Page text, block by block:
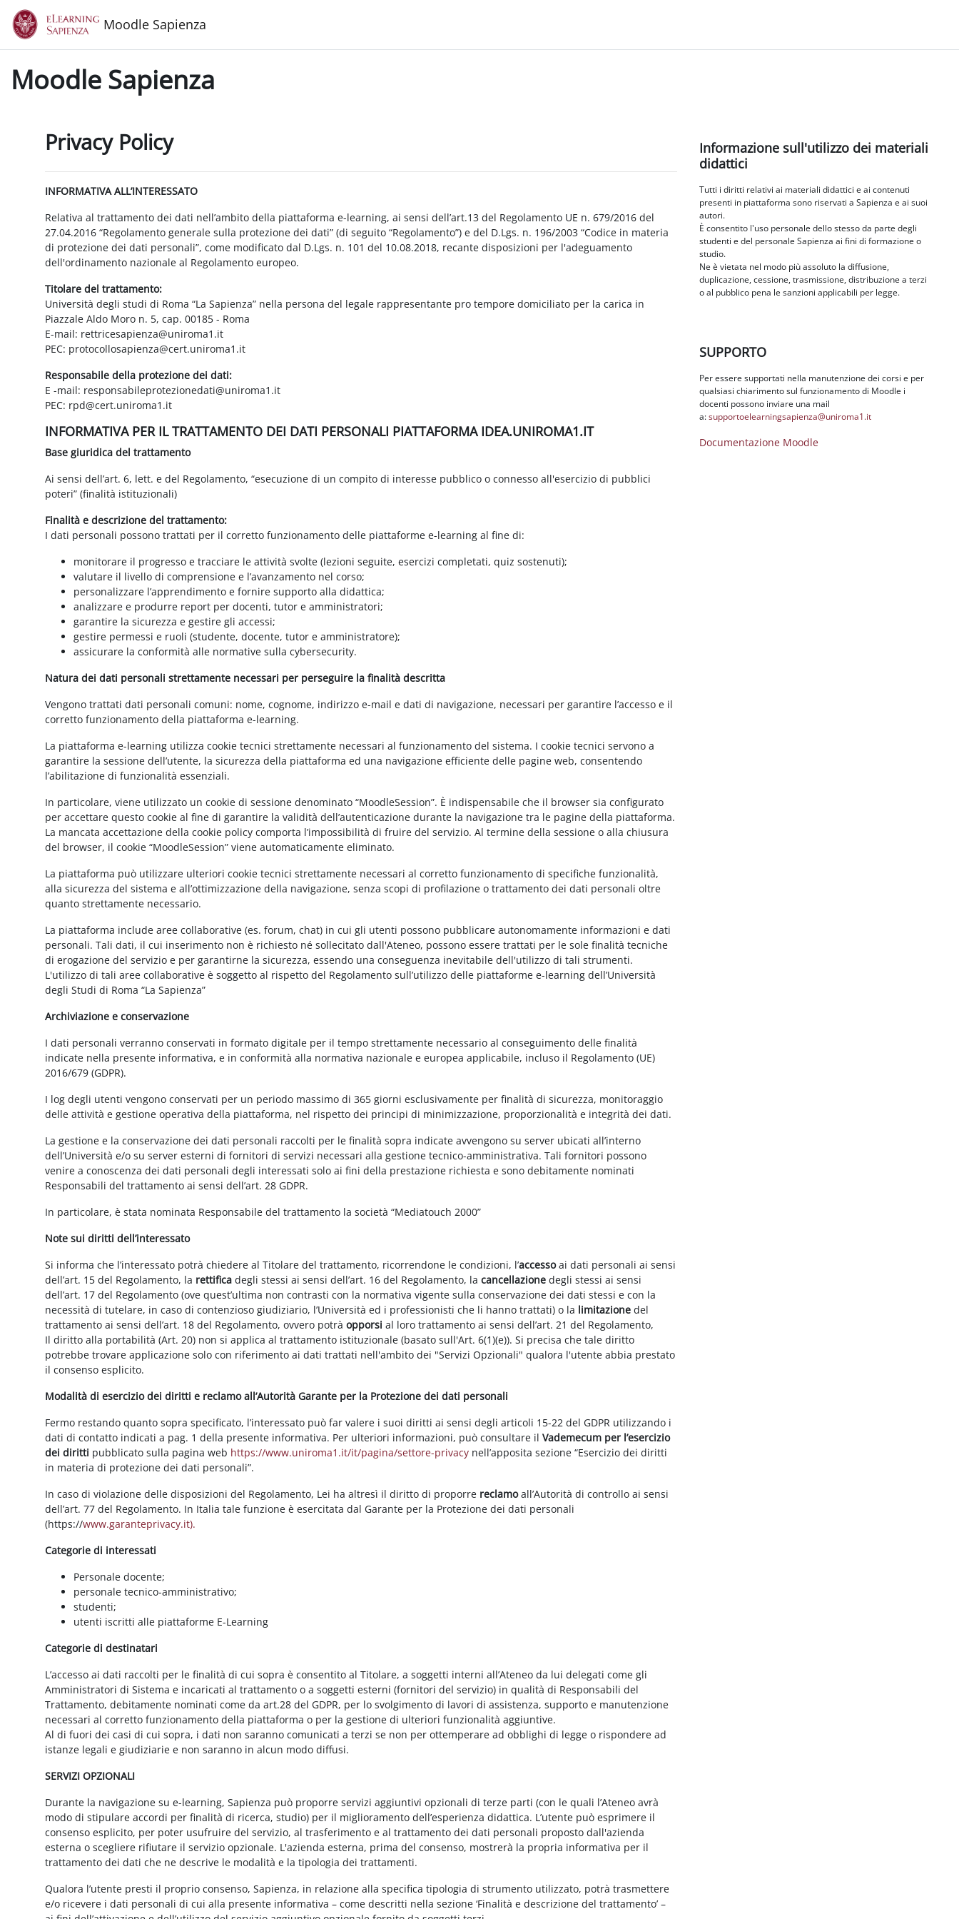
Vai al contenuto principale
Moodle Sapienza
Moodle Sapienza
Privacy Policy
INFORMATIVA ALL’INTERESSATO
Relativa al trattamento dei dati nell’ambito della piattaforma e-learning, ai sensi dell’art.13 del Regolamento UE n. 679/2016 del
27.04.2016 “Regolamento generale sulla protezione dei dati” (di seguito “Regolamento”) e del D.Lgs. n. 196/2003 “Codice in materia
di protezione dei dati personali”, come modificato dal D.Lgs. n. 101 del 10.08.2018, recante disposizioni per l'adeguamento
dell'ordinamento nazionale al Regolamento europeo.
Titolare del trattamento:
Università degli studi di Roma “La Sapienza” nella persona del legale rappresentante pro tempore domiciliato per la carica in
Piazzale Aldo Moro n. 5, cap. 00185 - Roma
E-mail: rettricesapienza@uniroma1.it
PEC: protocollosapienza@cert.uniroma1.it
Responsabile della protezione dei dati:
E -mail: responsabileprotezionedati@uniroma1.it
PEC: rpd@cert.uniroma1.it
INFORMATIVA PER IL TRATTAMENTO DEI DATI PERSONALI PIATTAFORMA IDEA.UNIROMA1.IT
Base giuridica del trattamento
Ai sensi dell’art. 6, lett. e del Regolamento, “esecuzione di un compito di interesse pubblico o connesso all'esercizio di pubblici
poteri” (finalità istituzionali)
Finalità e descrizione del trattamento:
I dati personali possono trattati per il corretto funzionamento delle piattaforme e-learning al fine di:
monitorare il progresso e tracciare le attività svolte (lezioni seguite, esercizi completati, quiz sostenuti);
valutare il livello di comprensione e l’avanzamento nel corso;
personalizzare l’apprendimento e fornire supporto alla didattica;
analizzare e produrre report per docenti, tutor e amministratori;
garantire la sicurezza e gestire gli accessi;
gestire permessi e ruoli (studente, docente, tutor e amministratore);
assicurare la conformità alle normative sulla cybersecurity.
Natura dei dati personali strettamente necessari per perseguire la finalità descritta
Vengono trattati dati personali comuni: nome, cognome, indirizzo e-mail e dati di navigazione, necessari per garantire l’accesso e il
corretto funzionamento della piattaforma e-learning.
La piattaforma e-learning utilizza cookie tecnici strettamente necessari al funzionamento del sistema. I cookie tecnici servono a
garantire la sessione dell’utente, la sicurezza della piattaforma ed una navigazione efficiente delle pagine web, consentendo
l’abilitazione di funzionalità essenziali.
In particolare, viene utilizzato un cookie di sessione denominato “MoodleSession”. È indispensabile che il browser sia configurato
per accettare questo cookie al fine di garantire la validità dell’autenticazione durante la navigazione tra le pagine della piattaforma.
La mancata accettazione della cookie policy comporta l’impossibilità di fruire del servizio. Al termine della sessione o alla chiusura
del browser, il cookie “MoodleSession” viene automaticamente eliminato.
La piattaforma può utilizzare ulteriori cookie tecnici strettamente necessari al corretto funzionamento di specifiche funzionalità,
alla sicurezza del sistema e all’ottimizzazione della navigazione, senza scopi di profilazione o trattamento dei dati personali oltre
quanto strettamente necessario.
La piattaforma include aree collaborative (es. forum, chat) in cui gli utenti possono pubblicare autonomamente informazioni e dati
personali. Tali dati, il cui inserimento non è richiesto né sollecitato dall'Ateneo, possono essere trattati per le sole finalità tecniche
di erogazione del servizio e per garantirne la sicurezza, essendo una conseguenza inevitabile dell'utilizzo di tali strumenti.
L'utilizzo di tali aree collaborative è soggetto al rispetto del Regolamento sull’utilizzo delle piattaforme e-learning dell’Università
degli Studi di Roma “La Sapienza”
Archiviazione e conservazione
I dati personali verranno conservati in formato digitale per il tempo strettamente necessario al conseguimento delle finalità
indicate nella presente informativa, e in conformità alla normativa nazionale e europea applicabile, incluso il Regolamento (UE)
2016/679 (GDPR).
I log degli utenti vengono conservati per un periodo massimo di 365 giorni esclusivamente per finalità di sicurezza, monitoraggio
delle attività e gestione operativa della piattaforma, nel rispetto dei principi di minimizzazione, proporzionalità e integrità dei dati.
La gestione e la conservazione dei dati personali raccolti per le finalità sopra indicate avvengono su server ubicati all’interno
dell’Università e/o su server esterni di fornitori di servizi necessari alla gestione tecnico-amministrativa. Tali fornitori possono
venire a conoscenza dei dati personali degli interessati solo ai fini della prestazione richiesta e sono debitamente nominati
Responsabili del trattamento ai sensi dell’art. 28 GDPR.
In particolare, è stata nominata Responsabile del trattamento la società “Mediatouch 2000”
Note sui diritti dell’interessato
Si informa che l’interessato potrà chiedere al Titolare del trattamento, ricorrendone le condizioni, l’accessoai dati personali ai sensi
dell’art. 15 del Regolamento, la rettificadegli stessi ai sensi dell’art. 16 del Regolamento, lacancellazione degli stessi ai sensi
dell’art. 17 del Regolamento (ove quest’ultima non contrasti con la normativa vigente sulla conservazione dei dati stessi e con la
necessità di tutelare, in caso di contenzioso giudiziario, l’Università ed i professionisti che li hanno trattati) o la limitazione del
trattamento ai sensi dell’art. 18 del Regolamento, ovvero potràopporsi al loro trattamento ai sensi dell’art. 21 del Regolamento,
Il diritto alla portabilità (Art. 20) non si applica al trattamento istituzionale (basato sull'Art. 6(1)(e)). Si precisa che tale diritto
potrebbe trovare applicazione solo con riferimento ai dati trattati nell'ambito dei "Servizi Opzionali" qualora l'utente abbia prestato
il consenso esplicito.
Modalità di esercizio dei diritti e reclamo all’Autorità Garante per la Protezione dei dati personali
Fermo restando quanto sopra specificato, l’interessato può far valere i suoi diritti ai sensi degli articoli 15-22 del GDPR utilizzando i
dati di contatto indicati a pag. 1 della presente informativa. Per ulteriori informazioni, può consultare ilVademecum per l’esercizio
dei diritti pubblicato sulla pagina web https://www.uniroma1.it/it/pagina/settore-privacy nell’apposita sezione “Esercizio dei diritti
in materia di protezione dei dati personali”.
In caso di violazione delle disposizioni del Regolamento, Lei ha altresì il diritto di proporre reclamoall’Autorità di controllo ai sensi
dell’art. 77 del Regolamento. In Italia tale funzione è esercitata dal Garante per la Protezione dei dati personali
(https://www.garanteprivacy.it).
Categorie di interessati
Personale docente;
personale tecnico-amministrativo;
studenti;
utenti iscritti alle piattaforme E-Learning
Categorie di destinatari
L’accesso ai dati raccolti per le finalità di cui sopra è consentito al Titolare, a soggetti interni all’Ateneo da lui delegati come gli
Amministratori di Sistema e incaricati al trattamento o a soggetti esterni (fornitori del servizio) in qualità di Responsabili del
Trattamento, debitamente nominati come da art.28 del GDPR, per lo svolgimento di lavori di assistenza, supporto e manutenzione
necessari al corretto funzionamento della piattaforma o per la gestione di ulteriori funzionalità aggiuntive.
Al di fuori dei casi di cui sopra, i dati non saranno comunicati a terzi se non per ottemperare ad obblighi di legge o rispondere ad
istanze legali e giudiziarie e non saranno in alcun modo diffusi.
SERVIZI OPZIONALI
Durante la navigazione su e-learning, Sapienza può proporre servizi aggiuntivi opzionali di terze parti (con le quali l’Ateneo avrà
modo di stipulare accordi per finalità di ricerca, studio) per il miglioramento dell’esperienza didattica. L’utente può esprimere il
consenso esplicito, per poter usufruire del servizio, al trasferimento e al trattamento dei dati personali proposto dall'azienda
esterna o scegliere rifiutare il servizio opzionale. L'azienda esterna, prima del consenso, mostrerà la propria informativa per il
trattamento dei dati che ne descrive le modalità e la tipologia dei trattamenti.
Qualora l’utente presti il proprio consenso, Sapienza, in relazione alla specifica tipologia di strumento utilizzato, potrà trasmettere
e/o ricevere i dati personali di cui alla presente informativa – come descritti nella sezione ‘Finalità e descrizione del trattamento’ –
Blocchi
Informazione sull'utilizzo dei materiali
didattici
Tutti i diritti relativi ai materiali didattici e ai contenuti
presenti in piattaforma sono riservati a Sapienza e ai suoi
autori.
È consentito l'uso personale dello stesso da parte degli
studenti e del personale Sapienza ai fini di formazione o
studio.
Ne è vietata nel modo più assoluto la diffusione,
duplicazione, cessione, trasmissione, distribuzione a terzi
o al pubblico pena le sanzioni applicabili per legge.
SUPPORTO
Per essere supportati nella manutenzione dei corsi e per
qualsiasi chiarimento sul funzionamento di Moodle i
docenti possono inviare una mail
a:supportoelearningsapienza@uniroma1.it
Documentazione Moodle